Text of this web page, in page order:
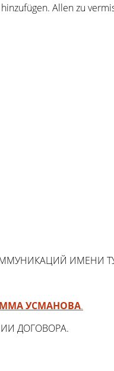
Allen zu
ИМЕНИ
УСМАНОВА.
ДОГОВОРА.